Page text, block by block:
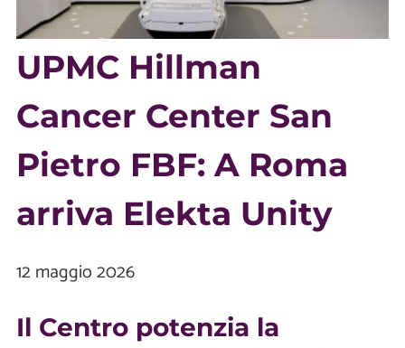
UPMC Hillman
Cancer Center San
Pietro FBF: A Roma
arriva Elekta Unity
12 maggio 2026
Il Centro potenzia la